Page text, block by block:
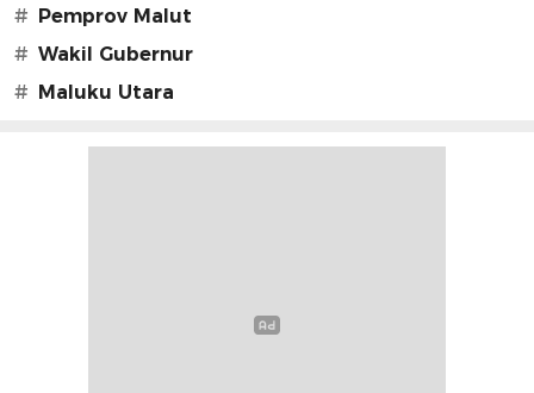
# Pemprov Malut
# Wakil Gubernur
# Maluku Utara